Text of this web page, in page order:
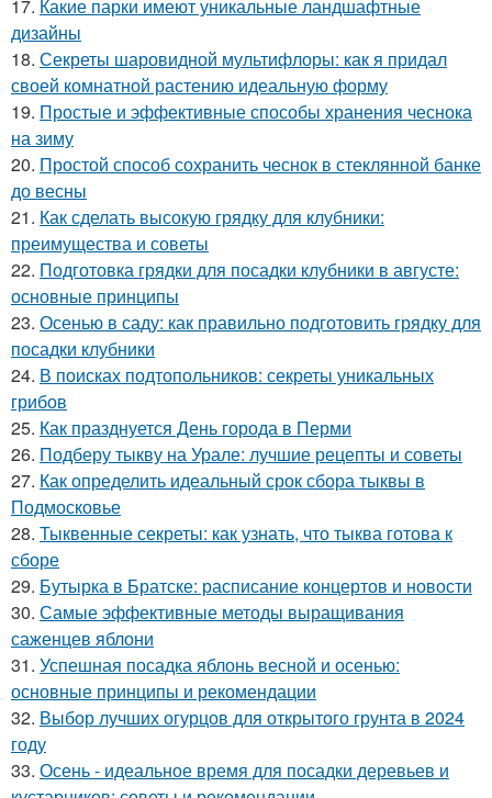
17. Какие парки имеют уникальные ландшафтные
дизайны
18. Секреты шаровидной мультифлоры: как я придал
своей комнатной растению идеальную форму
19. Простые и эффективные способы хранения чеснока
на зиму
20. Простой способ сохранить чеснок в стеклянной банке
до весны
21. Как сделать высокую грядку для клубники:
преимущества и советы
22. Подготовка грядки для посадки клубники в августе:
основные принципы
23. Осенью в саду: как правильно подготовить грядку для
посадки клубники
24. В поисках подтопольников: секреты уникальных
грибов
25. Как празднуется День города в Перми
26. Подберу тыкву на Урале: лучшие рецепты и советы
27. Как определить идеальный срок сбора тыквы в
Подмосковье
28. Тыквенные секреты: как узнать, что тыква готова к
сборе
29. Бутырка в Братске: расписание концертов и новости
30. Самые эффективные методы выращивания
саженцев яблони
31. Успешная посадка яблонь весной и осенью:
основные принципы и рекомендации
32. Выбор лучших огурцов для открытого грунта в 2024
году
33. Осень - идеальное время для посадки деревьев и